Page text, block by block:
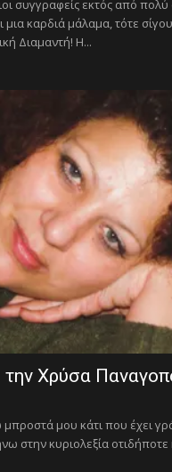
συγγραφείς εκτός από πολύ
μια καρδιά μάλαμα, τότε
Διαμαντή! Η...
Χρύσα
μου κάτι που έχει
στην κυριολεξία οτιδήποτε